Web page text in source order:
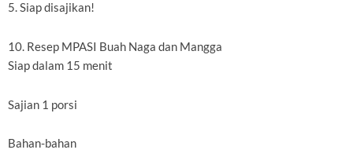
5. Siap disajikan!
10. Resep MPASI Buah Naga dan Mangga
Siap dalam 15 menit
Sajian 1 porsi
Bahan-bahan